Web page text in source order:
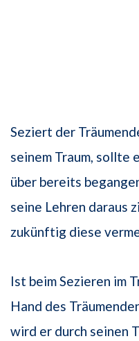
Seziert der
seinem Traum, sollte
über bereits
seine Lehren daraus
zukünftig diese
Ist beim Sezieren im
Hand des
wird er durch seinen